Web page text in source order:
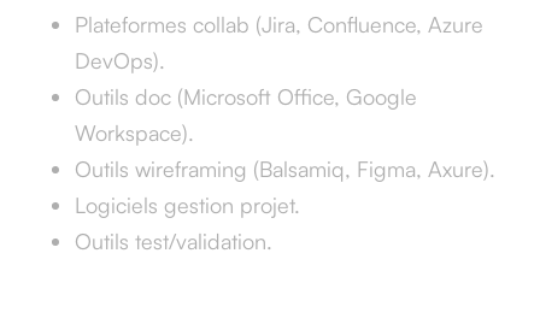
Plateformes collab (Jira, Confluence, Azure
DevOps).
Outils doc (Microsoft Office, Google
Workspace).
Outils wireframing (Balsamiq, Figma, Axure).
Logiciels gestion projet.
Outils test/validation.